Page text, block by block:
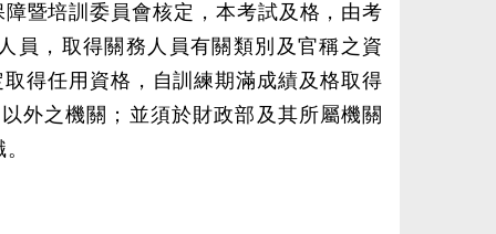
暨培訓委員會核定，本考試及格，由考
員，取得關務人員有關類別及官稱之資
得任用資格，自訓練期滿成績及格取得
外之機關；並須於財政部及其所屬機關